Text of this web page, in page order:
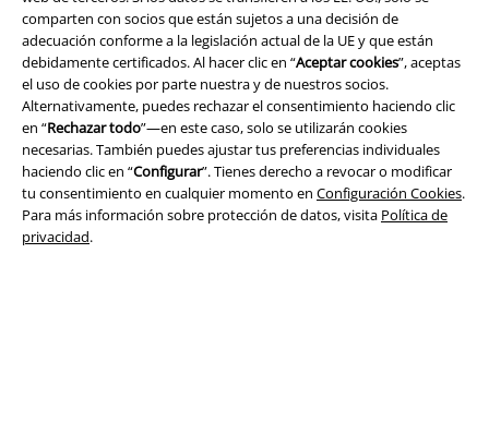
comparten con socios que están sujetos a una decisión de
adecuación conforme a la legislación actual de la UE y que están
debidamente certificados. Al hacer clic en “Aceptar cookies”, aceptas
el uso de cookies por parte nuestra y de nuestros socios.
Alternativamente, puedes rechazar el consentimiento haciendo clic
en “Rechazar todo”—en este caso, solo se utilizarán cookies
necesarias. También puedes ajustar tus preferencias individuales
haciendo clic en “Configurar”. Tienes derecho a revocar o modificar
tu consentimiento en cualquier momento en Configuración Cookies.
Para más información sobre protección de datos, visita Política de
privacidad.
Seguridad